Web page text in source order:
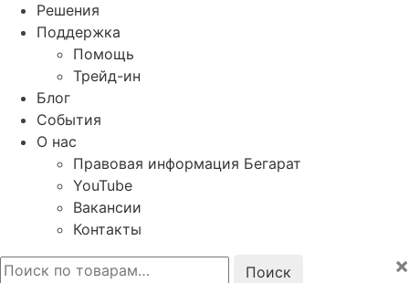
Решения
Поддержка
Помощь
Трейд-ин
Блог
События
О нас
Правовая информация Бегарат
YouTube
Вакансии
Контакты
Искать:
×